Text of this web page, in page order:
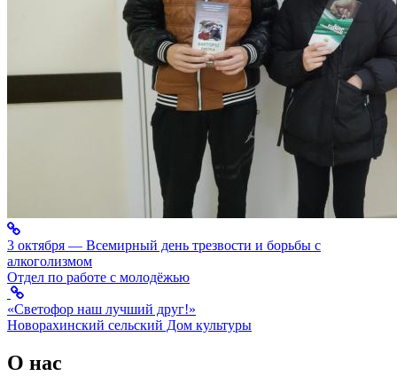
3 октября — Всемирный день трезвости и борьбы с
алкоголизмом
Отдел по работе с молодёжью
«Светофор наш лучший друг!»
Новорахинский сельский Дом культуры
О нас